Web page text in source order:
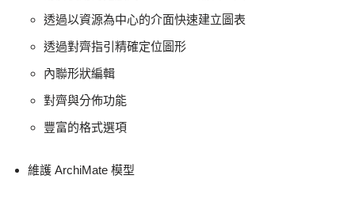
透過以資源為中心的介面快速建立圖表
透過對齊指引精確定位圖形
內聯形狀編輯
對齊與分佈功能
豐富的格式選項
維護 ArchiMate 模型